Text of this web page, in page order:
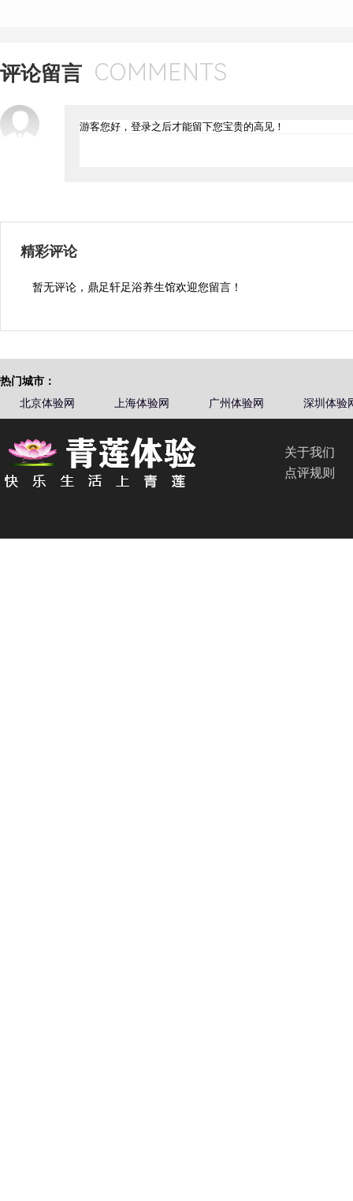
评论留言 COMMENTS
精彩评论
暂无评论，鼎足轩足浴养生馆欢迎您留言！
热门城市：
北京体验网
上海体验网 广州体验网 深圳体验
关于我们
点评规则